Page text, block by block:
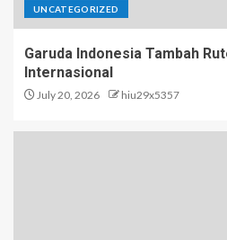
UNCATEGORIZED
Garuda Indonesia Tambah
Internasional
July 20, 2026 hiu29x5357